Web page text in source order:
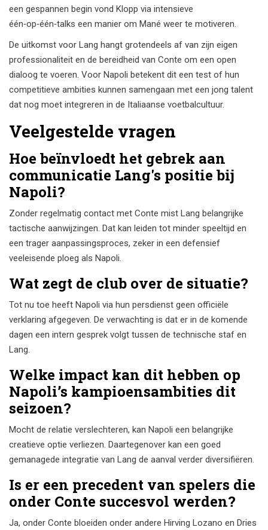
een gespannen begin vond Klopp via intensieve
één‑op‑één‑talks een manier om Mané weer te motiveren.
De uitkomst voor Lang hangt grotendeels af van zijn eigen
professionaliteit en de bereidheid van Conte om een open
dialoog te voeren. Voor Napoli betekent dit een test of hun
competitieve ambities kunnen samengaan met een jong talent
dat nog moet integreren in de Italiaanse voetbalcultuur.
Veelgestelde vragen
Hoe beïnvloedt het gebrek aan
communicatie Lang's positie bij
Napoli?
Zonder regelmatig contact met Conte mist Lang belangrijke
tactische aanwijzingen. Dat kan leiden tot minder speeltijd en
een trager aanpassingsproces, zeker in een defensief
veeleisende ploeg als Napoli.
Wat zegt de club over de situatie?
Tot nu toe heeft Napoli via hun persdienst geen officiële
verklaring afgegeven. De verwachting is dat er in de komende
dagen een intern gesprek volgt tussen de technische staf en
Lang.
Welke impact kan dit hebben op
Napoli’s kampioensambities dit
seizoen?
Mocht de relatie verslechteren, kan Napoli een belangrijke
creatieve optie verliezen. Daartegenover kan een goed
gemanagede integratie van Lang de aanval verder diversifiëren.
Is er een precedent van spelers die
onder Conte succesvol werden?
Ja, onder Conte bloeiden onder andere Hirving Lozano en Dries